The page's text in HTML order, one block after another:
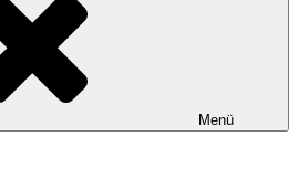
Menü